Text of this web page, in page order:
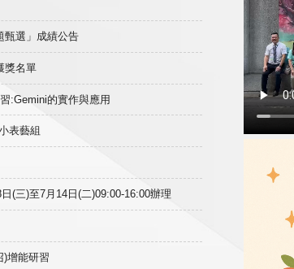
甄選」成績公告
獎名單
:Gemini的實作與應用
表藝組
(三)至7月14日(二)09:00-16:00辦理
)增能研習